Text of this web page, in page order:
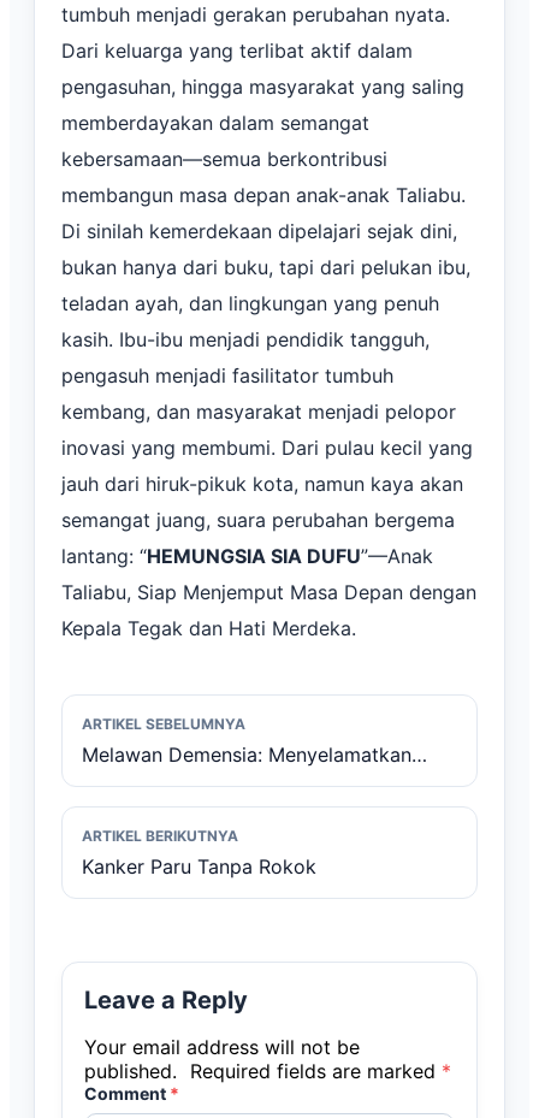
tumbuh menjadi gerakan perubahan nyata.
Dari keluarga yang terlibat aktif dalam
pengasuhan, hingga masyarakat yang saling
memberdayakan dalam semangat
kebersamaan—semua berkontribusi
membangun masa depan anak-anak Taliabu.
Di sinilah kemerdekaan dipelajari sejak dini,
bukan hanya dari buku, tapi dari pelukan ibu,
teladan ayah, dan lingkungan yang penuh
kasih. Ibu-ibu menjadi pendidik tangguh,
pengasuh menjadi fasilitator tumbuh
kembang, dan masyarakat menjadi pelopor
inovasi yang membumi. Dari pulau kecil yang
jauh dari hiruk-pikuk kota, namun kaya akan
semangat juang, suara perubahan bergema
lantang: “HEMUNGSIA SIA DUFU”—Anak
Taliabu, Siap Menjemput Masa Depan dengan
Kepala Tegak dan Hati Merdeka.
ARTIKEL SEBELUMNYA
Melawan Demensia: Menyelamatkan
ARTIKEL BERIKUTNYA
Kanker Paru Tanpa Rokok
Leave a Reply
Your email address will not be
published.
Required fields are marked *
Comment *